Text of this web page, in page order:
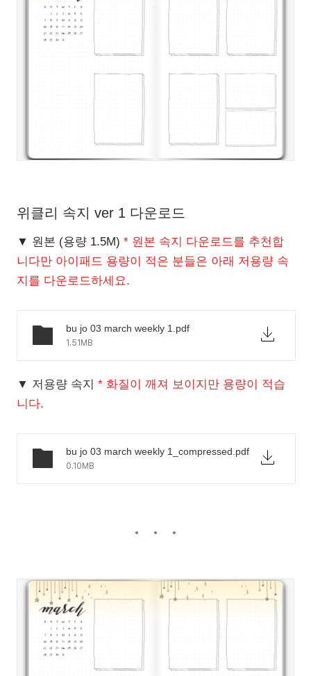
위클리 속지 ver 1 다운로드
▼ 원본 (용량 1.5M) * 원본 속지 다운로드를 추천합
니다만 아이패드 용량이 적은 분들은 아래 저용량 속
지를 다운로드하세요.
bu jo 03 march weekly 1.pdf
1.51MB
▼ 저용량 속지 * 화질이 깨져 보이지만 용량이 적습
니다.
bu jo 03 march weekly 1_compressed.pdf
0.10MB